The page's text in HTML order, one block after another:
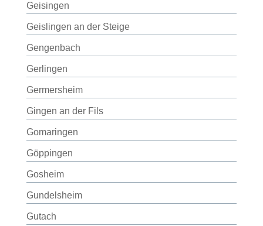
Geisingen
Geislingen an der Steige
Gengenbach
Gerlingen
Germersheim
Gingen an der Fils
Gomaringen
Göppingen
Gosheim
Gundelsheim
Gutach